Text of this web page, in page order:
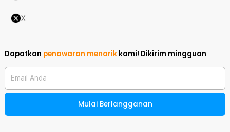
X
Dapatkan penawaran menarik kami! Dikirim mingguan
Email Anda
Mulai Berlangganan